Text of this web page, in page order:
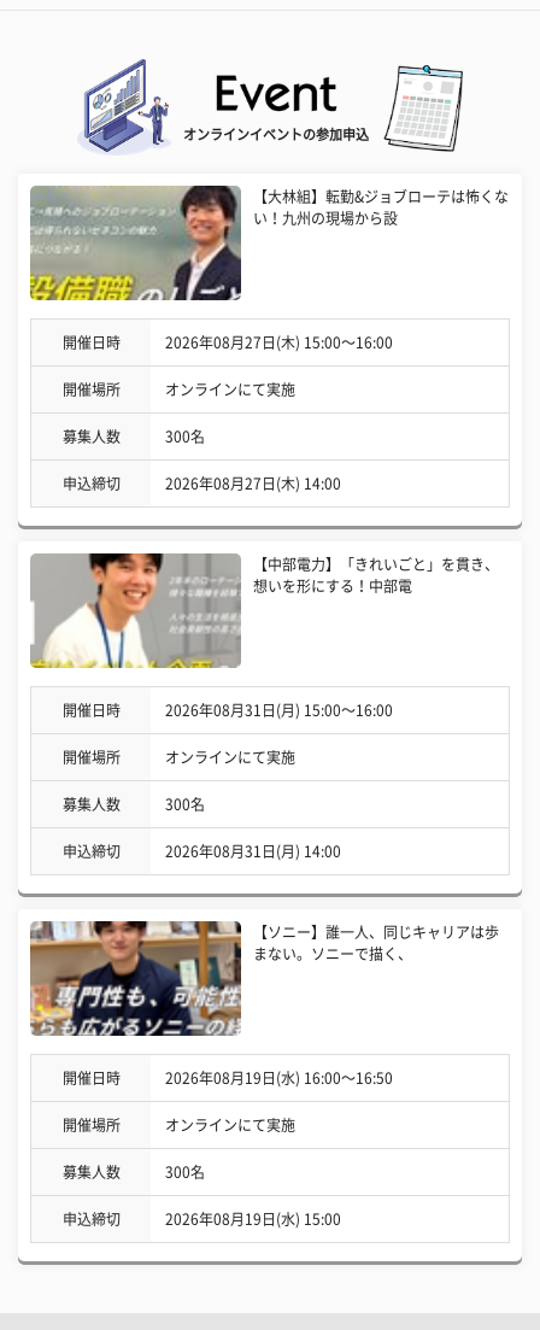
オンラインイベントの参加申込
【大林組】転勤&ジョブローテは怖くな
い！九州の現場から設
開催日時 2026年08月27日(木) 15:00〜16:00
開催場所 オンラインにて実施
募集人数 300名
申込締切 2026年08月27日(木) 14:00
【中部電力】「きれいごと」を貫き、
想いを形にする！中部電
開催日時 2026年08月31日(月) 15:00〜16:00
開催場所 オンラインにて実施
募集人数 300名
申込締切 2026年08月31日(月) 14:00
【ソニー】誰一人、同じキャリアは歩
まない。ソニーで描く、
開催日時 2026年08月19日(水) 16:00〜16:50
開催場所 オンラインにて実施
募集人数 300名
申込締切 2026年08月19日(水) 15:00